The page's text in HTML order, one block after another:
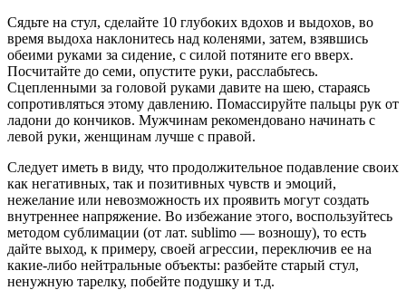
Сядьте на стул, сделайте 10 глубоких вдохов и выдохов, во
время выдоха наклонитесь над коленями, затем, взявшись
обеими руками за сидение, с силой потяните его вверх.
Посчитайте до семи, опустите руки, расслабьтесь.
Сцепленными за головой руками давите на шею, стараясь
сопротивляться этому давлению. Помассируйте пальцы рук от
ладони до кончиков. Мужчинам рекомендовано начинать с
левой руки, женщинам лучше с правой.
Следует иметь в виду, что продолжительное подавление своих
как негативных, так и позитивных чувств и эмоций,
нежелание или невозможность их проявить могут создать
внутреннее напряжение. Во избежание этого, воспользуйтесь
методом сублимации (от лат. sublimo — возношу), то есть
дайте выход, к примеру, своей агрессии, переключив ее на
какие-либо нейтральные объекты: разбейте старый стул,
ненужную тарелку, побейте подушку и т.д.